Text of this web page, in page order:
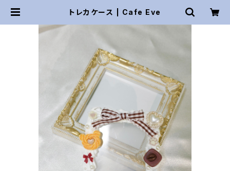
トレカケース | Cafe Eve